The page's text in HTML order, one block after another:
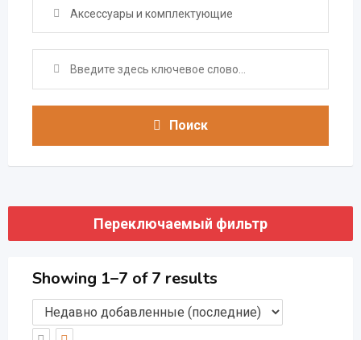
Аксессуары и комплектующие
Поиск
Переключаемый фильтр
Showing 1–7 of 7 results